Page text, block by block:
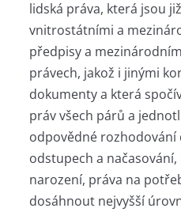
lidská práva, která jsou
vnitrostátními a
předpisy a
právech, jakož i jinými
dokumenty a která
práv všech párů a
odpovědné
odstupech a
narození, práva na
dosáhnout nejvyšší